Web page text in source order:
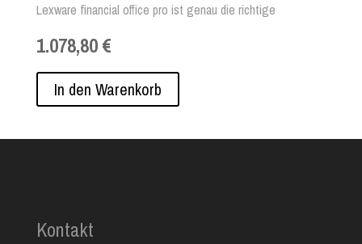
Lexware financial office pro ist genau die richtige
Kompromisse eingehen wollen. Denn: Mit der Lexware
Firmensoftware in der Pro-Version erledigen Sie Ihre
Finanzbuchhaltung von A bis Z professionell. Erfassen Sie
Ihr komplettes Rechnungs-, Auftrags- und Bestellwesen,
1.078,80 €
In den Warenkorb
Kontakt